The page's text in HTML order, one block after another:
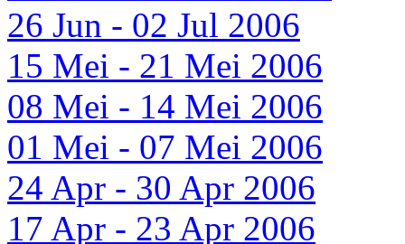
26 Jun - 02 Jul 2006
15 Mei - 21 Mei 2006
08 Mei - 14 Mei 2006
01 Mei - 07 Mei 2006
24 Apr - 30 Apr 2006
17 Apr - 23 Apr 2006